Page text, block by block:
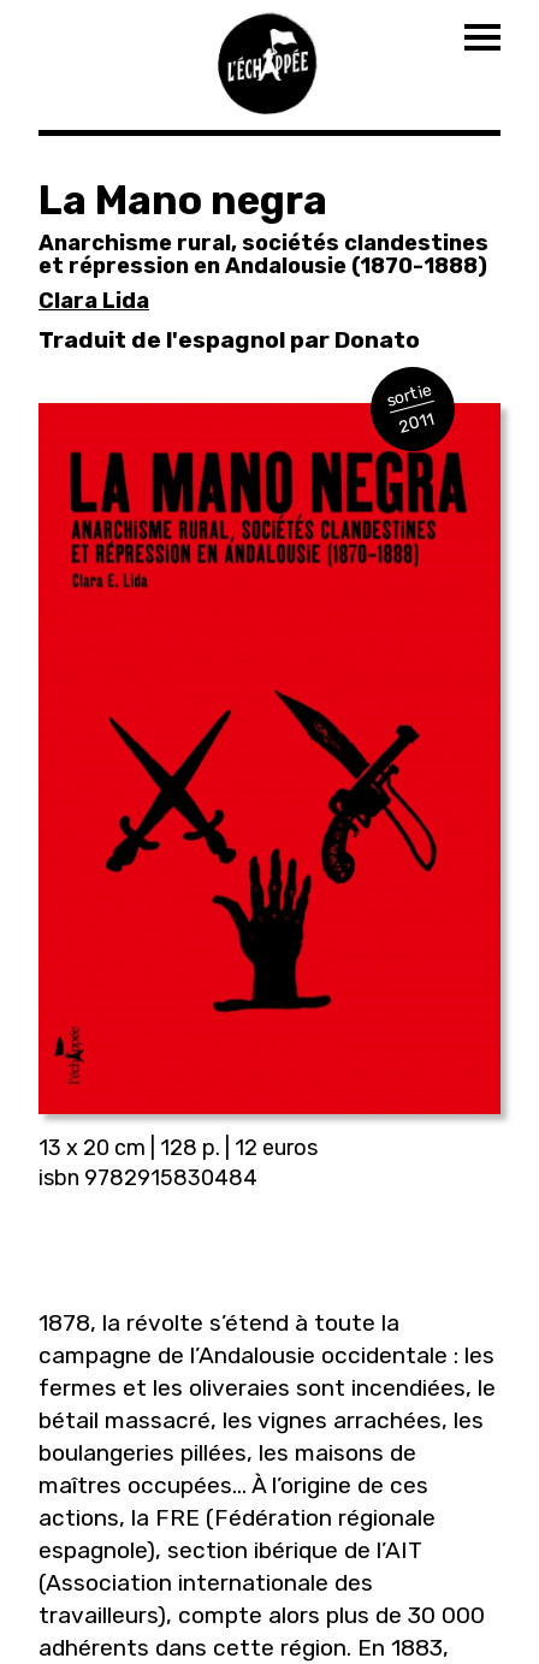
Aller
contenu
principal
La Mano negra
Anarchisme rural, sociétés clandestines
et répression en Andalousie (1870-1888)
Clara Lida
Traduit de l'espagnol par Donato
sortie
2011
13 x 20 cm | 128 p. | 12 euros
isbn 9782915830484
1878, la révolte s’étend à toute la
campagne de l’Andalousie occidentale : les
fermes et les oliveraies sont incendiées, le
bétail massacré, les vignes arrachées, les
boulangeries pillées, les maisons de
maîtres occupées... À l’origine de ces
actions, la FRE (Fédération régionale
espagnole), section ibérique de l’AIT
(Association internationale des
travailleurs), compte alors plus de 30 000
adhérents dans cette région. En 1883,